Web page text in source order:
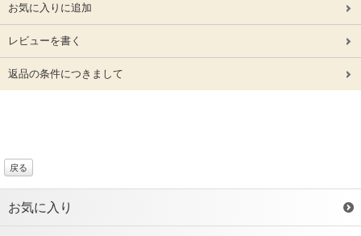
お気に入りに追加
レビューを書く
返品の条件につきまして
戻る
お気に入り